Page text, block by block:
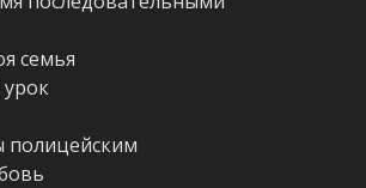
семья
полицейским